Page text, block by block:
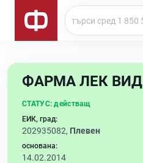
ФАРМА ЛЕК
СТАТУС: действащ
ЕИК, град:
202935082, Плевен
основана:
14.02.2014